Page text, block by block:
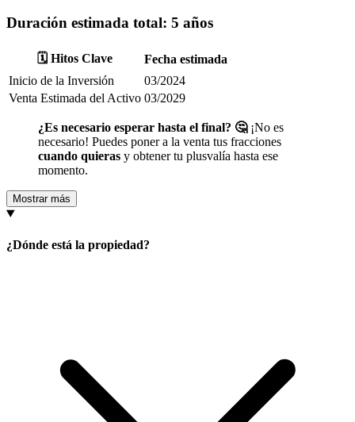
Duración estimada total: 5 años
🗓️ Hitos Clave
Fecha estimada
Inicio de la Inversión
03/2024
Venta Estimada del Activo 03/2029
¿Es necesario esperar hasta el final? 🤔¡No es
necesario! Puedes poner a la venta tus fracciones
cuando quieras y obtener tu plusvalía hasta ese
momento.
Mostrar más
¿Dónde está la propiedad?